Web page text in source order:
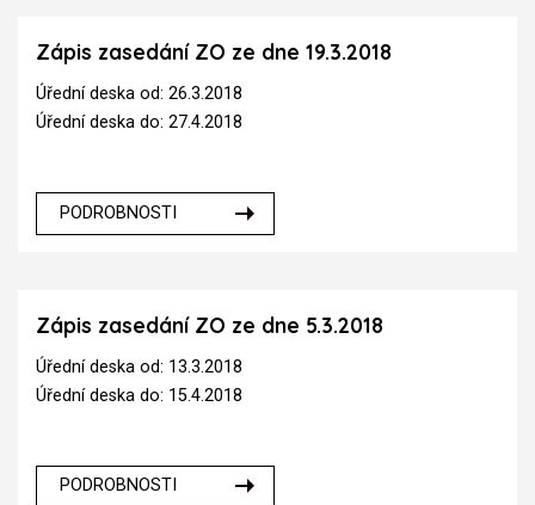
Zápis zasedání ZO ze dne 19.3.2018
Úřední deska od: 26.3.2018
Úřední deska do: 27.4.2018
PODROBNOSTI
Zápis zasedání ZO ze dne 5.3.2018
Úřední deska od: 13.3.2018
Úřední deska do: 15.4.2018
PODROBNOSTI